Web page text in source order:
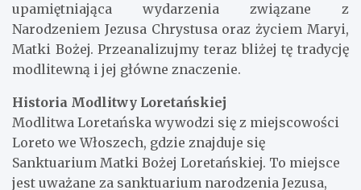
upamiętniająca wydarzenia związane z
Narodzeniem Jezusa Chrystusa oraz życiem Maryi,
Matki Bożej. Przeanalizujmy teraz bliżej tę tradycję
modlitewną i jej główne znaczenie.
Historia Modlitwy Loretańskiej
Modlitwa Loretańska wywodzi się z miejscowości
Loreto we Włoszech, gdzie znajduje się
Sanktuarium Matki Bożej Loretańskiej. To miejsce
jest uważane za sanktuarium narodzenia Jezusa,